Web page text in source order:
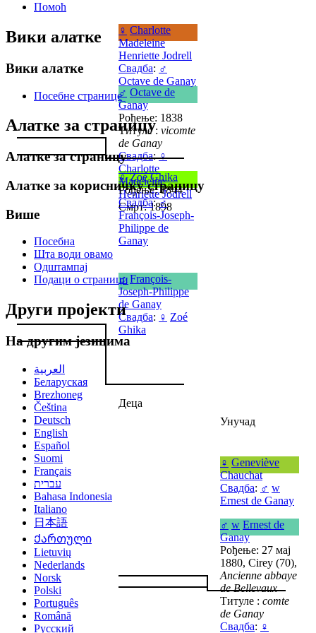
♀ Charlotte
Madeleine
Henriette Jodrell
Свадба: ♂
Octave de Ganay
♂ Octave de
Ganay
Рођење: 1838
Титуле : vicomte
de Ganay
Свадба:♀
Charlotte
Madeleine
Henriette Jodrell
Смрт: 1898
♀ Zoé Ghika
Рођење: 1844
Свадба:♂
François-Joseph-
Philippe de
Ganay
♂ François-
Joseph-Philippe
de Ganay
Свадба: ♀ Zoé
Ghika
Деца
Унучад
♀ Geneviève
Chauchat
Свадба: ♂ w
Ernest de Ganay
♂ w Ernest de
Ganay
Рођење: 27 мај
1880, Cirey (70),
Ancienne abbaye
de Bellevaux
Титуле : comte
de Ganay
Свадба: ♀
Помоћ
Вики алатке
Вики алатке
Посебне странице
Алатке за страницу
Алатке за страницу
Алатке за корисничку страницу
Више
Посебна
Шта води овамо
Одштампај
Подаци о страници
Други пројекти
На другим језицима
العربية
Беларуская
Brezhoneg
Čeština
Deutsch
English
Español
Suomi
Français
עברית
Bahasa Indonesia
Italiano
日本語
Ქართული
Lietuvių
Nederlands
Norsk
Polski
Português
Română
Русский